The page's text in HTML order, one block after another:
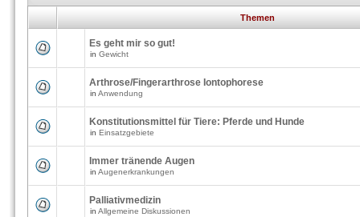
Themen
Es geht mir so gut!
in Gewicht
Arthrose/Fingerarthrose Iontophorese
in Anwendung
Konstitutionsmittel für Tiere: Pferde und Hunde
in Einsatzgebiete
Immer tränende Augen
in Augenerkrankungen
Palliativmedizin
in Allgemeine Diskussionen